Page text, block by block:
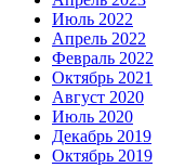
Июль 2022
Апрель 2022
Февраль 2022
Октябрь 2021
Август 2020
Июль 2020
Декабрь 2019
Октябрь 2019